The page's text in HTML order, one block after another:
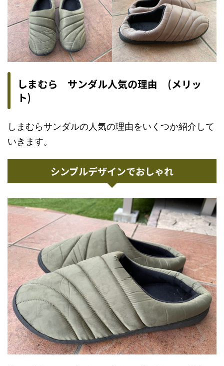
しまむら サンダル人気の理由 (メリッ
ト)
しまむらサンダルの人気の理由をいくつか紹介して
いきます。
シンプルデザインでおしゃれ